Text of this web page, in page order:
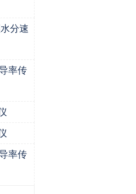
分速
率传
率传